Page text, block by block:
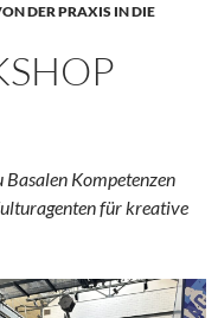
DER PRAXIS IN DIE
Basalen Kompetenzen
für kreative